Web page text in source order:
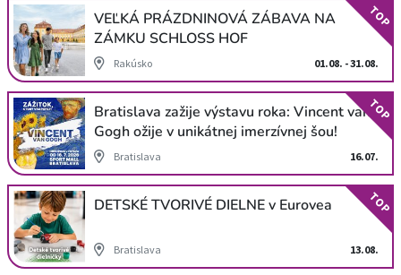
VEĽKÁ PRÁZDNINOVÁ ZÁBAVA NA
ZÁMKU SCHLOSS HOF
Rakúsko 01.08. - 31.08.
TOP
Bratislava zažije výstavu roka: Vincent van
Gogh ožije v unikátnej imerzívnej šou!
Bratislava 16.07.
TOP
DETSKÉ TVORIVÉ DIELNE v Eurovea
Bratislava 13.08.
TOP